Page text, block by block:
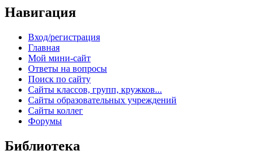
Навигация
Вход/регистрация
Главная
Мой мини-сайт
Ответы на вопросы
Поиск по сайту
Сайты классов, групп, кружков...
Сайты образовательных учреждений
Сайты коллег
Форумы
Библиотека